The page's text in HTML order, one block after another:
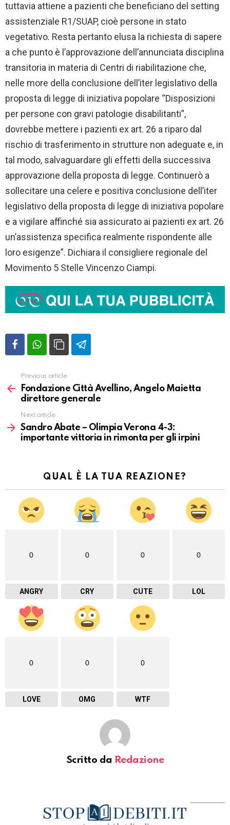
tuttavia attiene a pazienti che beneficiano del setting
assistenziale R1/SUAP, cioè persone in stato
vegetativo. Resta pertanto elusa la richiesta di sapere
a che punto è l’approvazione dell’annunciata disciplina
transitoria in materia di Centri di riabilitazione che,
nelle more della conclusione dell’iter legislativo della
proposta di legge di iniziativa popolare “Disposizioni
per persone con gravi patologie disabilitanti”,
dovrebbe mettere i pazienti ex art. 26 a riparo dal
rischio di trasferimento in strutture non adeguate e, in
tal modo, salvaguardare gli effetti della successiva
approvazione della proposta di legge. Continuerò a
sollecitare una celere e positiva conclusione dell’iter
legislativo della proposta di legge di iniziativa popolare
e a vigilare affinché sia assicurato ai pazienti ex art. 26
un’assistenza specifica realmente rispondente alle
loro esigenze”. Dichiara il consigliere regionale del
Movimento 5 Stelle Vincenzo Ciampi.
Vedi
altro
Previous article
Fondazione Città Avellino, Angelo Maietta
direttore generale
Next article
Sandro Abate – Olimpia Verona 4-3:
importante vittoria in rimonta per gli irpini
QUAL È LA TUA REAZIONE?
0
ANGRY
0
CRY
0
CUTE
0
LOL
0
LOVE
0
OMG
0
WTF
Scritto da Redazione